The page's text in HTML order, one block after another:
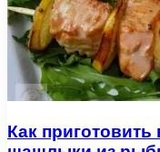
Как